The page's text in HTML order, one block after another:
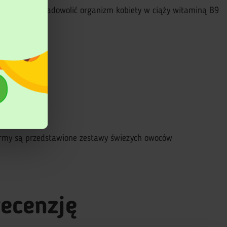
zadowolić organizm kobiety w ciąży witaminą B9
toksykozy.
są przedstawione zestawy świeżych owoców